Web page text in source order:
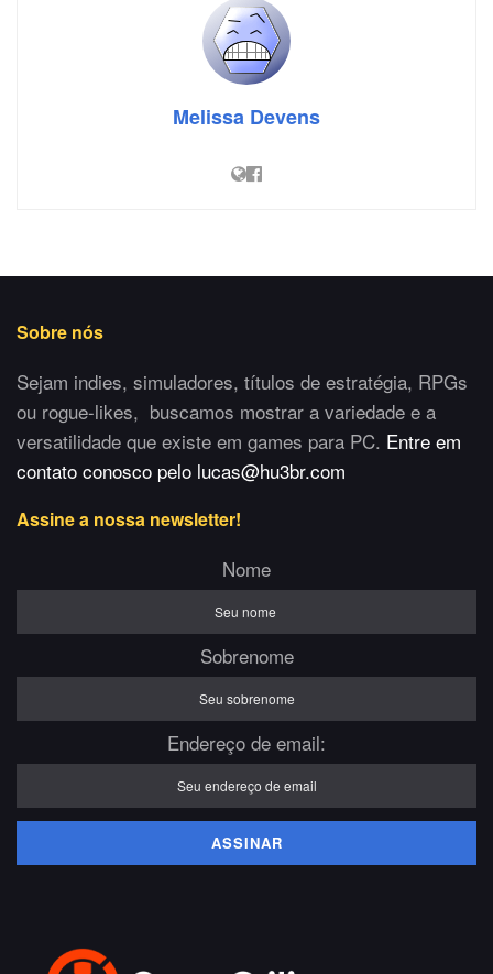
Melissa Devens
Sobre nós
Sejam indies, simuladores, títulos de estratégia, RPGs
ou rogue-likes, buscamos mostrar a variedade e a
versatilidade que existe em games para PC. Entre em
contato conosco pelo lucas@hu3br.com
Assine a nossa newsletter!
Nome
Sobrenome
Endereço de email: